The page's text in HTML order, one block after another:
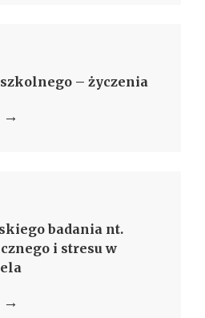
– życzenia
→
badania nt.
i stresu w
→